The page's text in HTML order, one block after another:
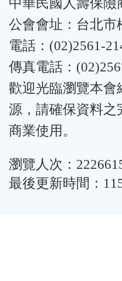
中華民國人壽保險
公會會址：台北市
電話：(02)2561-
傳真電話：
歡迎光臨瀏覽本會
源，請確保資料之
商業使用。
瀏覽人次：
最後更新時間：